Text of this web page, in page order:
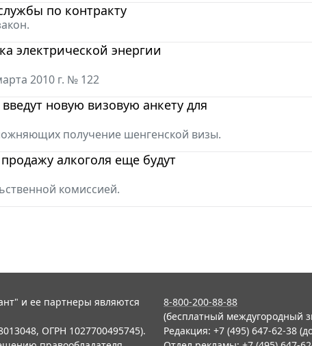
по контракту
электрической энергии
2010 г. № 122
новую визовую анкету для
получение шенгенской визы.
алкоголя еще будут
комиссией.
и ее партнеры являются
ОГРН 1027700495745).
8-800-200-88-88
(бесплатный междугородный
Редакция: +7 (495) 647-62-38